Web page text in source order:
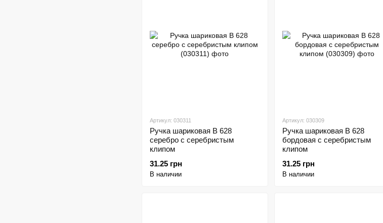
Артикул: 030311
Ручка шариковая В 628
серебро с серебристым
клипом
31.25 грн
В наличии
Артикул: 030309
Ручка шариковая В 628
бордовая с серебристым
клипом
31.25 грн
В наличии